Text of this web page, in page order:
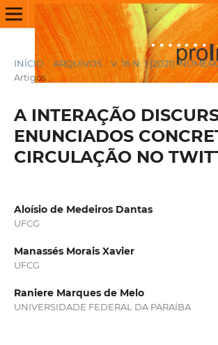
INÍCIO / ARQUIVOS / V. 16 N. 1 (2021):
Artigos
A INTERAÇÃO
ENUNCIADOS
CIRCULAÇÃO NO
Aloísio de Medeiros Dantas
UFCG
Manassés Morais Xavier
UFCG
Raniere Marques de Melo
UNIVERSIDADE FEDERAL DA PARAÍBA